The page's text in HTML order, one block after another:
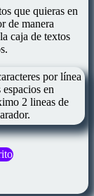
que quieras en
de manera
caja de textos
por línea
en
2 lineas de